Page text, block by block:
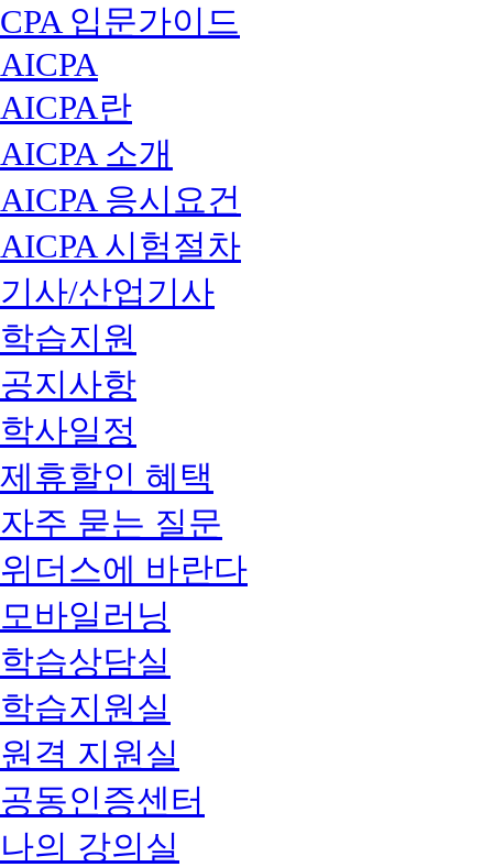
CPA 입문가이드
AICPA
AICPA란
AICPA 소개
AICPA 응시요건
AICPA 시험절차
기사/산업기사
학습지원
공지사항
학사일정
제휴할인 혜택
자주 묻는 질문
위더스에 바란다
모바일러닝
학습상담실
학습지원실
원격 지원실
공동인증센터
나의 강의실